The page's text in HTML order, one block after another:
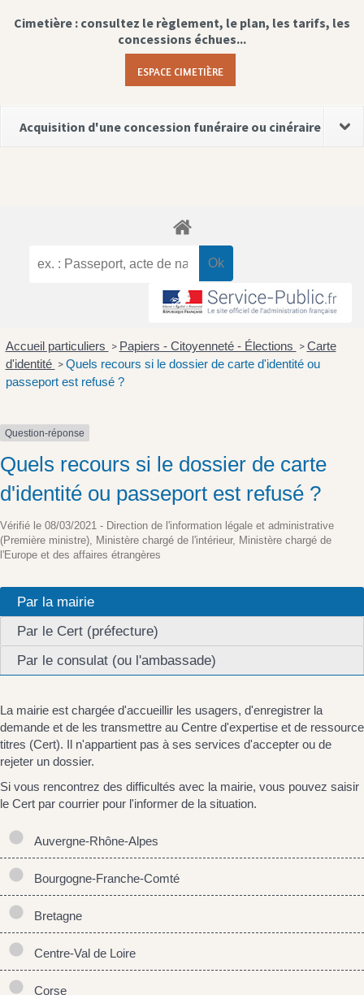
Cimetière : consultez le règlement, le plan, les tarifs, les
concessions échues...
ESPACE CIMETIÈRE
Acquisition d'une concession funéraire ou cinéraire
Accueil particuliers > Papiers - Citoyenneté - Élections > Carte
d'identité > Quels recours si le dossier de carte d'identité ou
passeport est refusé ?
Question-réponse
Quels recours si le dossier de carte
d'identité ou passeport est refusé ?
Vérifié le 08/03/2021 - Direction de l'information légale et administrative
(Première ministre), Ministère chargé de l'intérieur, Ministère chargé de
l'Europe et des affaires étrangères
Par la mairie
Par le Cert (préfecture)
Par le consulat (ou l'ambassade)
La mairie est chargée d'accueillir les usagers, d'enregistrer la
demande et de les transmettre au Centre d'expertise et de ressource
titres (Cert). Il n'appartient pas à ses services d'accepter ou de
rejeter un dossier.
Si vous rencontrez des difficultés avec la mairie, vous pouvez saisir
le Cert par courrier pour l'informer de la situation.
Auvergne-Rhône-Alpes
Bourgogne-Franche-Comté
Bretagne
Centre-Val de Loire
Corse